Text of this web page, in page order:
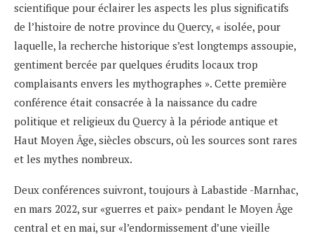
scientifique pour éclairer les aspects les plus significatifs
de l’histoire de notre province du Quercy, « isolée, pour
laquelle, la recherche historique s’est longtemps assoupie,
gentiment bercée par quelques érudits locaux trop
complaisants envers les mythographes ». Cette première
conférence était consacrée à la naissance du cadre
politique et religieux du Quercy à la période antique et
Haut Moyen Âge, siècles obscurs, où les sources sont rares
et les mythes nombreux.
Deux conférences suivront, toujours à Labastide -Marnhac,
en mars 2022, sur «guerres et paix» pendant le Moyen Âge
central et en mai, sur «l’endormissement d’une vieille